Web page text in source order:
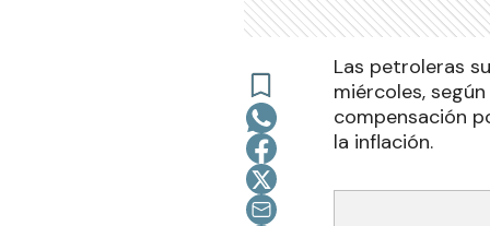
Las petroleras
miércoles,
compensación
la inflación.